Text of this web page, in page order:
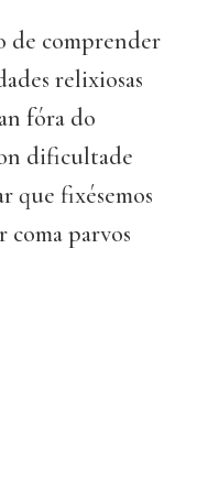
de comprender
relixiosas
fóra do
dificultade
que fixésemos
coma parvos